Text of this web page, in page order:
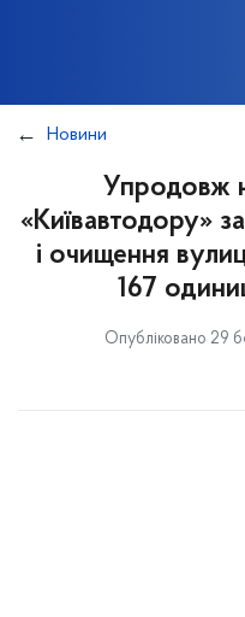
Новини
Упродовж
«Київавтодору»
і очищення
167
Опубліковано 29